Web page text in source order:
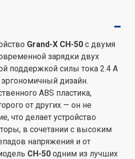
Grand-X CH-50 с двумя
зарядки двух
поддержкой силы тока 2.4 А
дизайн.
ABS пластика,
от других — он не
что делает устройство
в сочетании с высоким
напряжения и от
CH-50 одним из лучших